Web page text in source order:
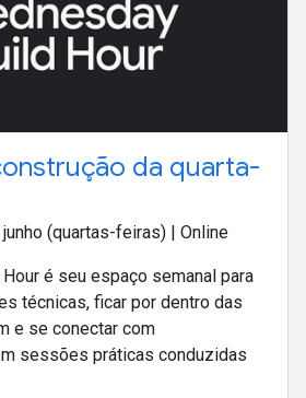
da quarta-
(quartas-feiras) | Online
é seu espaço semanal para
técnicas, ficar por dentro das
e se conectar com
sessões práticas conduzidas